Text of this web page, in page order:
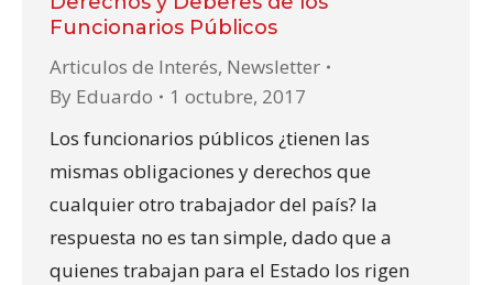
Funcionarios Públicos
Articulos de Interés, Newsletter
By Eduardo
1 octubre, 2017
Los funcionarios públicos ¿tienen las
mismas obligaciones y derechos que
cualquier otro trabajador del país? la
respuesta no es tan simple, dado que a
quienes trabajan para el Estado los rigen